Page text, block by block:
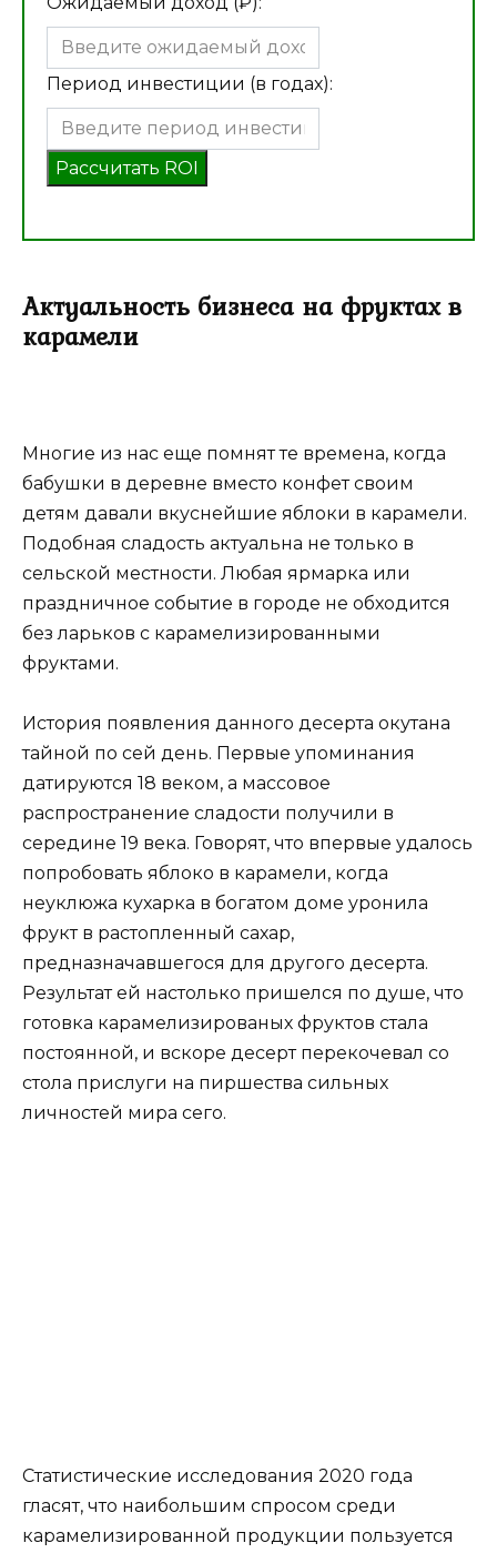
Период инвестиции (в годах):
Рассчитать ROI
Актуальность бизнеса на фруктах в
карамели
Многие из нас еще помнят те времена, когда
бабушки в деревне вместо конфет своим
детям давали вкуснейшие яблоки в карамели.
Подобная сладость актуальна не только в
сельской местности. Любая ярмарка или
праздничное событие в городе не обходится
без ларьков с карамелизированными
фруктами.
История появления данного десерта окутана
тайной по сей день. Первые упоминания
датируются 18 веком, а массовое
распространение сладости получили в
середине 19 века. Говорят, что впервые удалось
попробовать яблоко в карамели, когда
неуклюжа кухарка в богатом доме уронила
фрукт в растопленный сахар,
предназначавшегося для другого десерта.
Результат ей настолько пришелся по душе, что
готовка карамелизированых фруктов стала
постоянной, и вскоре десерт перекочевал со
стола прислуги на пиршества сильных
личностей мира сего.
Статистические исследования 2020 года
гласят, что наибольшим спросом среди
карамелизированной продукции пользуется